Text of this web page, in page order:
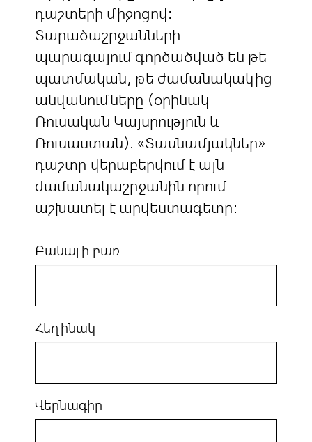
դաշտերի միջոցով:
Տարածաշրջանների
պարագայում գործածված են թե
պատմական, թե ժամանակակից
անվանումները (օրինակ –
Ռուսական Կայսրություն և
Ռուսաստան). «Տասնամյակներ»
դաշտը վերաբերվում է այն
ժամանակաշրջանին որում
աշխատել է արվեստագետը:
Բանալի բառ
Հեղինակ
Վերնագիր